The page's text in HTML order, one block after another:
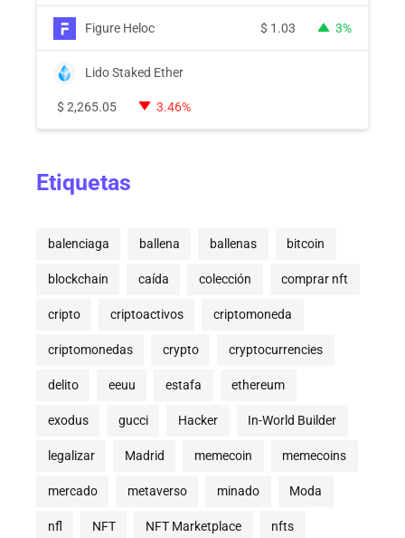
Figure Heloc $ 1.03 3%
Lido Staked Ether
$ 2,265.05 3.46%
Etiquetas
balenciaga ballena ballenas bitcoin
blockchain caída colección comprar nft
cripto criptoactivos criptomoneda
criptomonedas crypto cryptocurrencies
delito eeuu estafa ethereum
exodus gucci Hacker In-World Builder
legalizar Madrid memecoin memecoins
mercado metaverso minado Moda
nfl NFT NFT Marketplace nfts